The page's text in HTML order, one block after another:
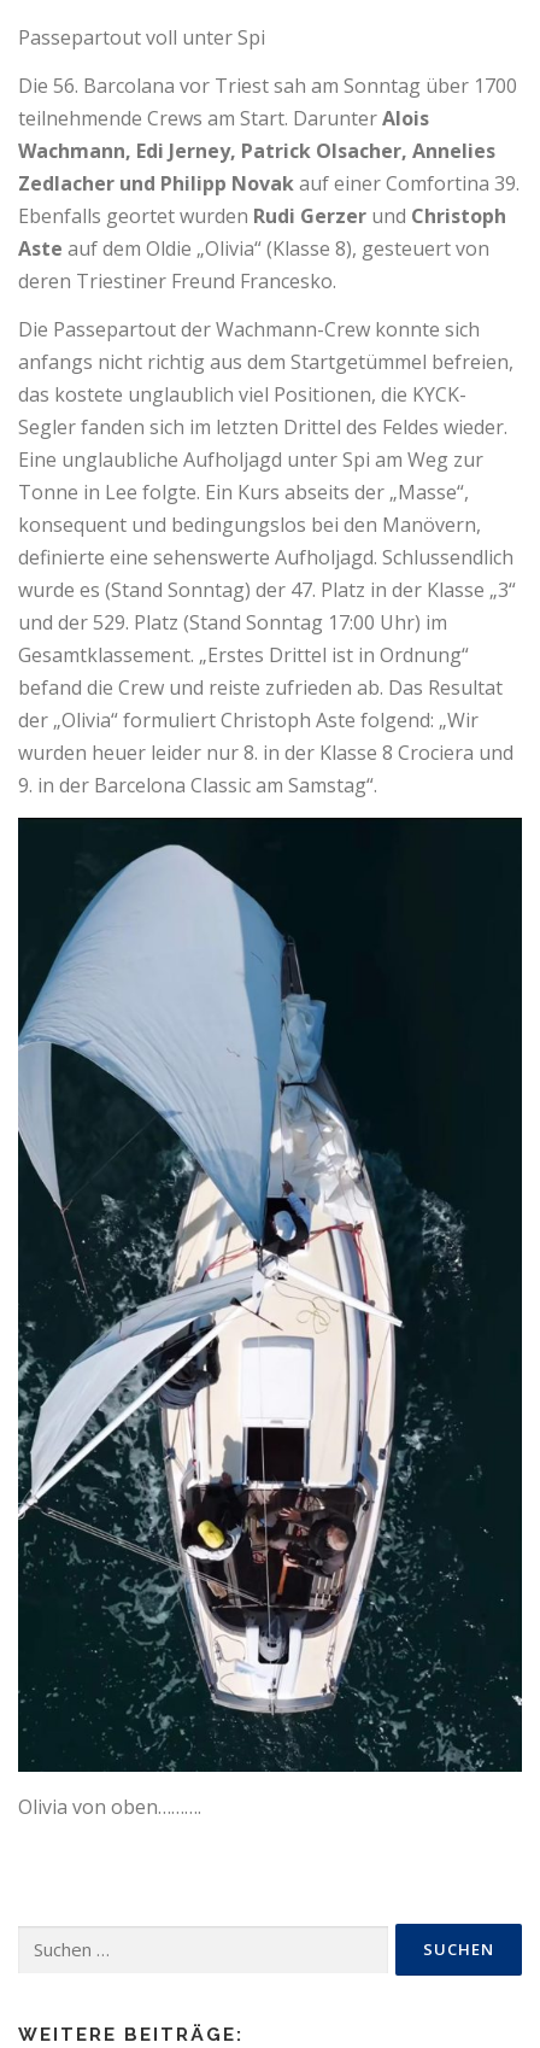
Passepartout voll unter Spi
Die 56. Barcolana vor Triest sah am Sonntag über 1700
teilnehmende Crews am Start. DarunterAlois
Wachmann, Edi Jerney, Patrick Olsacher, Annelies
Zedlacher und Philipp Novakauf einer Comfortina 39.
Ebenfalls geortet wurden Rudi Gerzer und Christoph
Aste auf dem Oldie „Olivia“ (Klasse 8), gesteuert von
deren Triestiner Freund Francesko.
Die Passepartout der Wachmann-Crew konnte sich
anfangs nicht richtig aus dem Startgetümmel befreien,
das kostete unglaublich viel Positionen, die KYCK-
Segler fanden sich im letzten Drittel des Feldes wieder.
Eine unglaubliche Aufholjagd unter Spi am Weg zur
Tonne in Lee folgte. Ein Kurs abseits der „Masse“,
konsequent und bedingungslos bei den Manövern,
definierte eine sehenswerte Aufholjagd. Schlussendlich
wurde es (Stand Sonntag) der 47. Platz in der Klasse „3“
und der 529. Platz (Stand Sonntag 17:00 Uhr) im
Gesamtklassement. „Erstes Drittel ist in Ordnung“
befand die Crew und reiste zufrieden ab. Das Resultat
der „Olivia“ formuliert Christoph Aste folgend: „Wir
wurden heuer leider nur 8. in der Klasse 8 Crociera und
9. in der Barcelona Classic am Samstag“.
Olivia von oben……….
nach:
WEITERE BEITRÄGE: